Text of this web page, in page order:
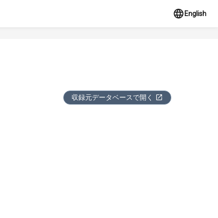
English
収録元データベースで開く